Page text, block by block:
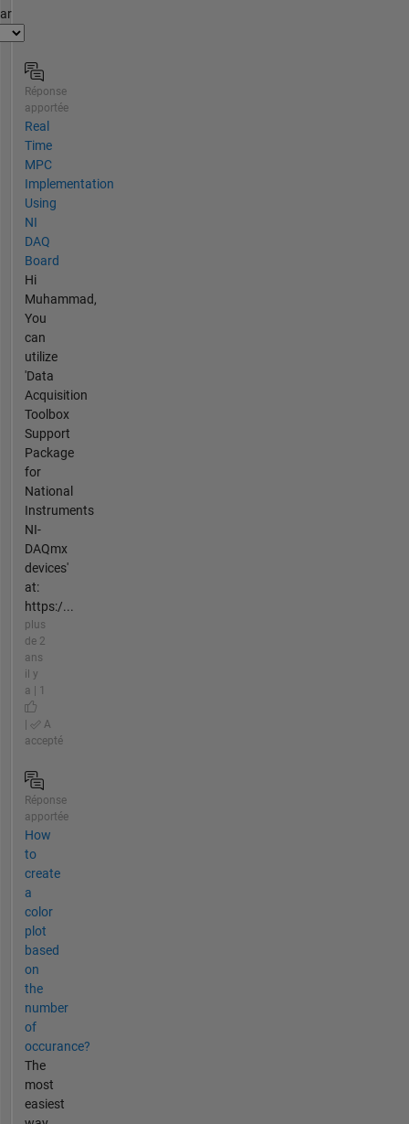
Réponse
apportée
Real
Time
MPC
Implementation
Using
NI
DAQ
Board
Hi
Muhammad,
You
can
utilize
'Data
Acquisition
Toolbox
Support
Package
for
National
Instruments
NI-
DAQmx
devices'
at:
https:/...
plus
de 2
ans
il y
a | 1
A
accepté
Réponse
apportée
How
to
create
a
color
plot
based
on
the
number
of
occurance?
The
most
easiest